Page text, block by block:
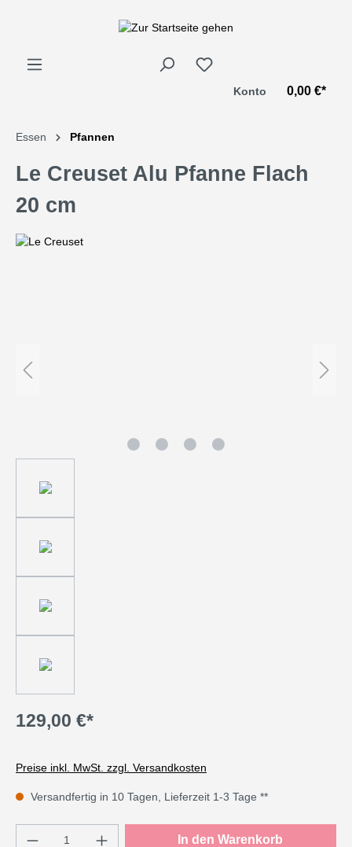
Konto 0,00 €*
Essen Pfannen
Le Creuset Alu Pfanne Flach
20 cm
129,00 €*
Preise inkl. MwSt. zzgl. Versandkosten
Versandfertig in 10 Tagen, Lieferzeit 1-3 Tage **
Produkt Anzahl: Gib den gewünschten
In den Warenkorb